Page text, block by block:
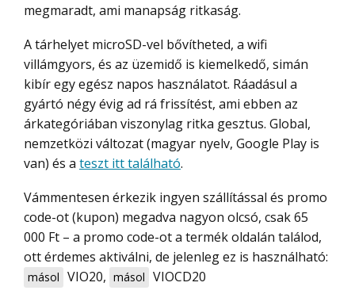
megmaradt, ami manapság ritkaság.
A tárhelyet microSD-vel bővítheted, a wifi
villámgyors, és az üzemidő is kiemelkedő, simán
kibír egy egész napos használatot. Ráadásul a
gyártó négy évig ad rá frissítést, ami ebben az
árkategóriában viszonylag ritka gesztus. Global,
nemzetközi változat (magyar nyelv, Google Play is
van) és a teszt itt található.
Vámmentesen érkezik ingyen szállítással és promo
code-ot (kupon) megadva nagyon olcsó, csak 65
000 Ft – a promo code-ot a termék oldalán találod,
ott érdemes aktiválni, de jelenleg ez is használható:
másol VIO20, másol VIOCD20